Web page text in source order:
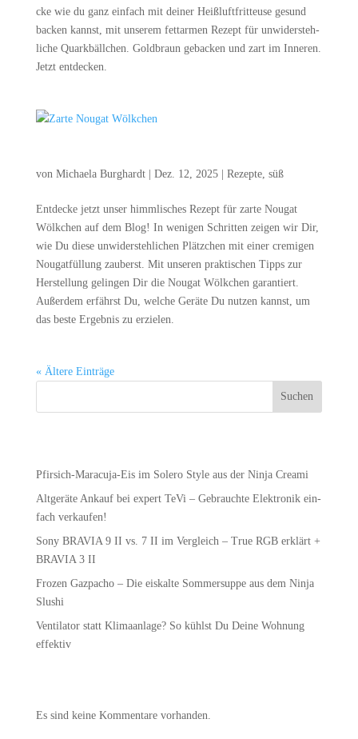
cke wie du ganz ein­fach mit dei­ner Heiß­luft­frit­teu­se gesund
backen kannst, mit unse­rem fett­ar­men Rezept für unwi­der­steh­
li­che Quark­bäll­chen. Gold­braun geba­cken und zart im Inne­ren.
Jetzt entdecken.
von Michaela Burghardt| Dez. 12, 2025| Rezepte, süß
Ent­de­cke jetzt unser himm­li­sches Rezept für zar­te Nou­gat
Wölk­chen auf dem Blog! In weni­gen Schrit­ten zei­gen wir Dir,
wie Du die­se unwi­der­steh­li­chen Plätz­chen mit einer cre­mi­gen
Nou­gat­fül­lung zau­berst. Mit unse­ren prak­ti­schen Tipps zur
Her­stel­lung gelin­gen Dir die Nou­gat Wölk­chen garan­tiert.
Außer­dem erfährst Du, wel­che Gerä­te Du nut­zen kannst, um
das bes­te Ergeb­nis zu erzielen.
« Ältere Einträge
Suchen
Pfir­sich-Mara­cu­ja-Eis im Sole­ro Style aus der Nin­ja Creami
Alt­ge­rä­te Ankauf bei expert TeVi – Gebrauch­te Elek­tro­nik ein­
fach verkaufen!
Sony BRAVIA 9 II vs. 7 II im Ver­gleich – True RGB erklärt +
BRAVIA 3 II
Fro­zen Gaz­pa­cho – Die eis­kal­te Som­mer­sup­pe aus dem Nin­ja
Slushi
Ven­ti­la­tor statt Kli­ma­an­la­ge? So kühlst Du Dei­ne Woh­nung
effektiv
Es sind keine Kommentare vorhanden.